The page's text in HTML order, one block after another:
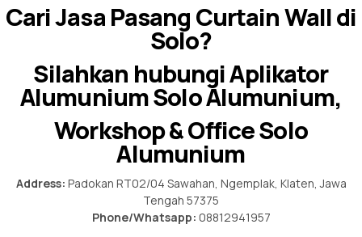
Cari Jasa Pasang Curtain Wall di
Solo?
Silahkan hubungi Aplikator
Alumunium Solo Alumunium,
Workshop & Office Solo
Alumunium
Address: Padokan RT02/04 Sawahan, Ngemplak, Klaten, Jawa
Tengah 57375
Phone/Whatsapp: 08812941957